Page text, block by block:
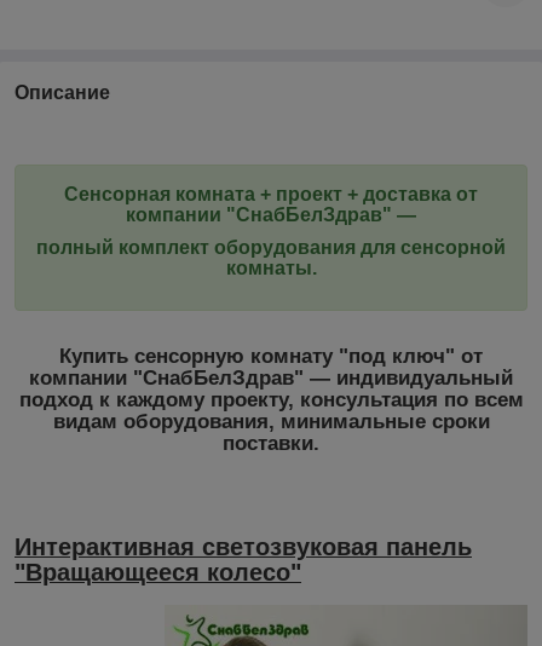
Описание
Сенсорная комната + проект + доставка от
компании "СнабБелЗдрав" ―
полный комплект оборудования для сенсорной
комнаты.
Купить сенсорную комнату "под ключ" от
компании "СнабБелЗдрав" ― индивидуальный
подход к каждому проекту, консультация по всем
видам оборудования, минимальные сроки
поставки.
Интерактивная светозвуковая панель
"Вращающееся колесо"